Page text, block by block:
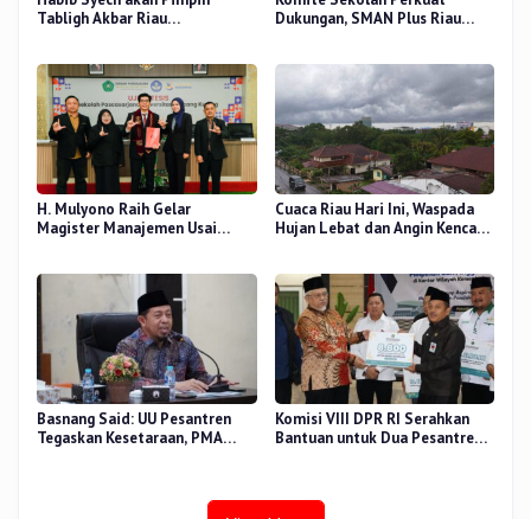
Tabligh Akbar Riau
Dukungan, SMAN Plus Riau
H. Mulyono Raih Gelar
Magister Manajemen Usai
Cuaca Riau Hari Ini, Waspada
Hujan Lebat dan Angin Kencang
Basnang Said: UU Pesantren
Tegaskan Kesetaraan, PMA
Komisi VIII DPR RI Serahkan
Bantuan untuk Dua Pesantren